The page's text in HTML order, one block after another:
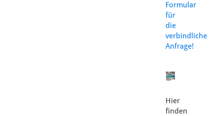
Formular
für
die
verbindliche
Anfrage!
Hier
finden